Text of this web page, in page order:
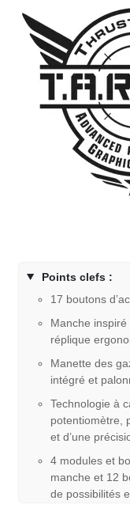
Points clefs :
17 boutons
Manche inspiré
réplique
Manette des
intégré et
Technologie à
potentiomètre,
et d’une
4 modules et
manche et 12
de possibilités